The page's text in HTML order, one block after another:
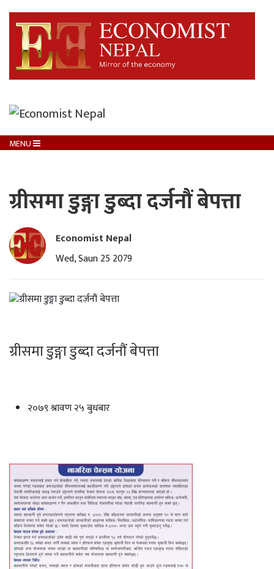
MENU
ग्रीसमा डुङ्गा डुब्दा दर्जनौं बेपत्ता
Economist Nepal
Wed, Saun 25 2079
ग्रीसमा डुङ्गा डुब्दा दर्जनौं बेपत्ता
२०७९ श्रावण २५ बुधबार